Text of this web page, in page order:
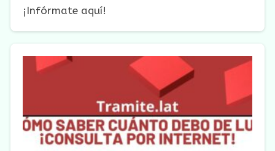
¡Infórmate aquí!